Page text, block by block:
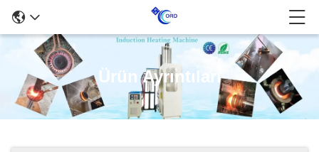
Ürün Ayrıntıları